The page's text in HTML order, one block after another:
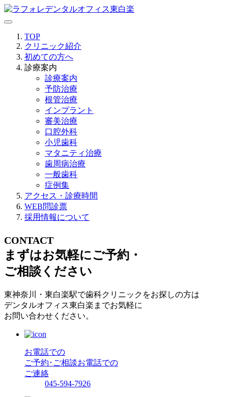
TOP
クリニック紹介
初めての方へ
診療案内
診療案内
予防治療
根管治療
インプラント
審美治療
口腔外科
小児歯科
マタニティ治療
歯周病治療
一般歯科
症例集
アクセス・診療時間
WEB問診票
採用情報について
CONTACT
まずはお気軽にご予約・
ご相談ください
東神奈川・東白楽駅で歯科クリニックをお探しの方は
デンタルオフィス東白楽までお気軽に
お問い合わせください。
お電話での
ご予約･ご相談お電話での
ご連絡
045-594-7926